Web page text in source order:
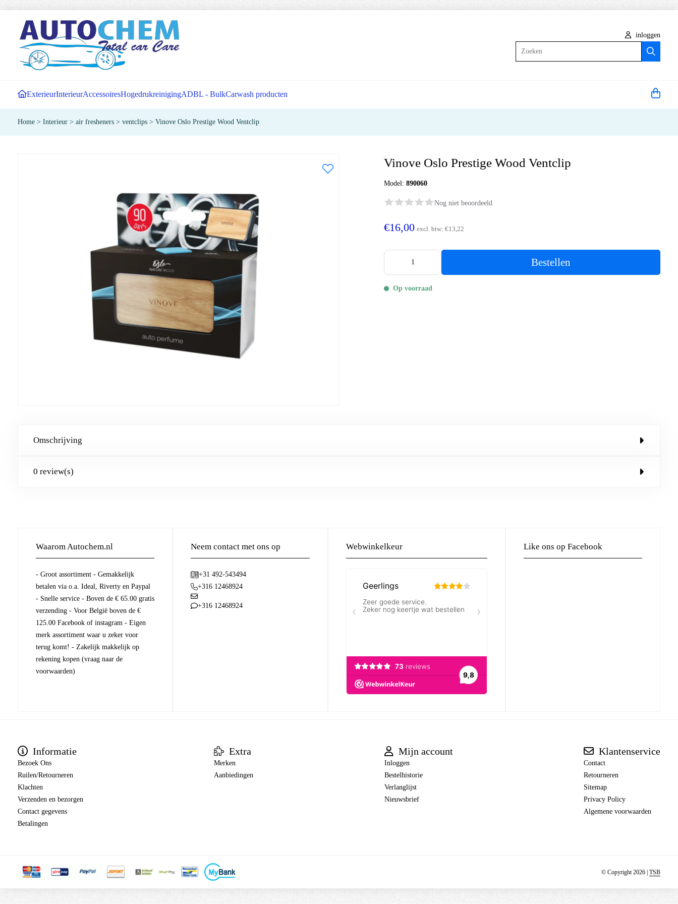
inloggen
ExterieurInterieurAccessoiresHogedrukreinigingADBL - BulkCarwash producten
Home > Interieur > air fresheners > ventclips > Vinove Oslo Prestige Wood Ventclip
Vinove Oslo Prestige Wood Ventclip
Model:890060
Nog niet beoordeeld
€16,00 excl. btw:€13,22
Bestellen
Op voorraad
Omschrijving
0 review(s)
Waarom Autochem.nl
- Groot assortiment - Gemakkelijk
betalen via o.a. Ideal, Riverty en Paypal
- Snelle service - Boven de € 65.00 gratis
verzending - Voor België boven de €
125.00 Facebook of instagram - Eigen
merk assortiment waar u zeker voor
terug komt! - Zakelijk makkelijk op
rekening kopen (vraag naar de
voorwaarden)
Neem contact met ons op
+31 492-543494
+316 12468924
+316 12468924
Webwinkelkeur Like ons op Facebook
Informatie
Bezoek Ons
Ruilen/Retourneren
Klachten
Verzenden en bezorgen
Contact gegevens
Betalingen
Extra
Merken
Aanbiedingen
Mijn account
Inloggen
Bestelhistorie
Verlanglijst
Nieuwsbrief
Klantenservice
Contact
Retourneren
Sitemap
Privacy Policy
Algemene voorwaarden
© Copyright 2026 | TSB